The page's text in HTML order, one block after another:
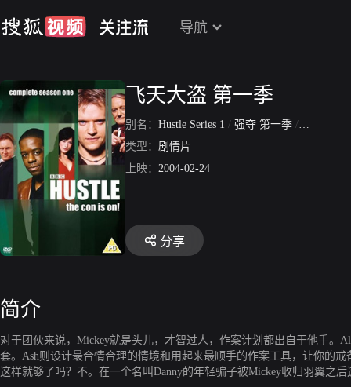
导航
飞天大盗 第一季
别名： Hustle Series 1 / 强夺 第一季 / 飞天大盗
类型： 剧情片
上映： 2004-02-24
分享
简介
对于团伙来说，Mickey就是头儿，才智过人，作案计划都出自于他手。
套。Ash则设计最合情合理的情境和用起来最顺手的作案工具，让你的
这样就够了吗？不。在一个名叫Danny的年轻骗子被Mickey收归羽翼之